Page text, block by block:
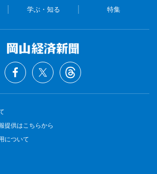
学ぶ・知る 特集
提供はこちらから
について